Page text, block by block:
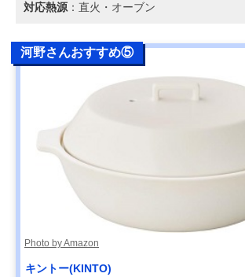
対応熱源 ：直火・オーブン
河野さんおすすめ⑤
Photo by Amazon
キントー(KINTO)